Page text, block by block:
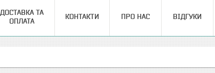
ДОСТАВКА ТА
ОПЛАТА
КОНТАКТИ ПРО НАС ВІДГУКИ